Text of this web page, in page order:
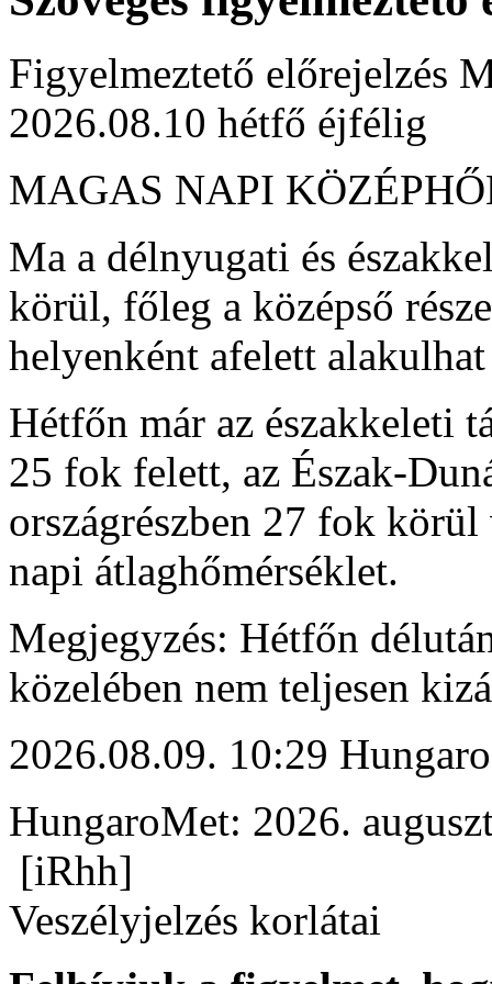
Figyelmeztető előrejelzés
2026.08.10 hétfő éjfélig
MAGAS NAPI
Ma a délnyugati és
körül, főleg a középső
helyenként afelett
Hétfőn már az északkeleti
25 fok felett, az Észak-
országrészben 27 fok
napi átlaghőmérséklet.
Megjegyzés: Hétfőn
közelében nem teljesen
2026.08.09. 10:29
HungaroMet: 2026.
[iRhh]
Veszélyjelzés korlátai